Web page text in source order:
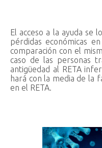
El acceso a la ayuda se
pérdidas económicas
comparación con el
caso de las personas
antigüedad al RETA
hará con la media de la
en el RETA.